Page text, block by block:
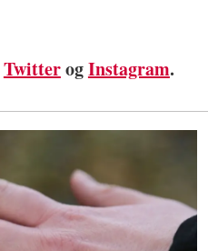
TwitterogInstagram.